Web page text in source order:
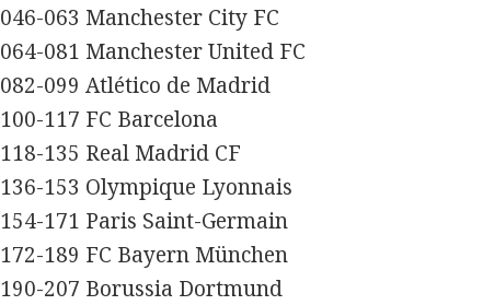
046-063 Manchester City FC
064-081 Manchester United FC
082-099 Atlético de Madrid
100-117 FC Barcelona
118-135 Real Madrid CF
136-153 Olympique Lyonnais
154-171 Paris Saint-Germain
172-189 FC Bayern München
190-207 Borussia Dortmund